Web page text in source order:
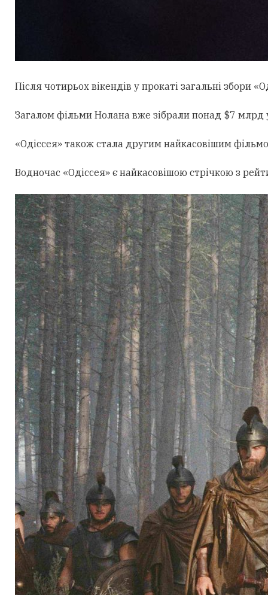
Після чотирьох вікендів у прокаті загальні
Загалом фільми Нолана вже зібрали понад $7 млрд
«Одіссея» також стала другим найкасовішим
Водночас «Одіссея» є найкасовішою стрічкою з